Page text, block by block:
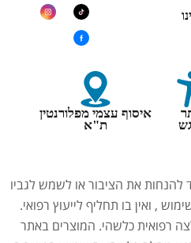
איסוף עצמי מפלורנטין
ת"א
להנחות את הציבור או לשמש לגביו
, ואין בו תחליף לייעוץ רפואי.
רפואית כלשהי. המוצרים באתר